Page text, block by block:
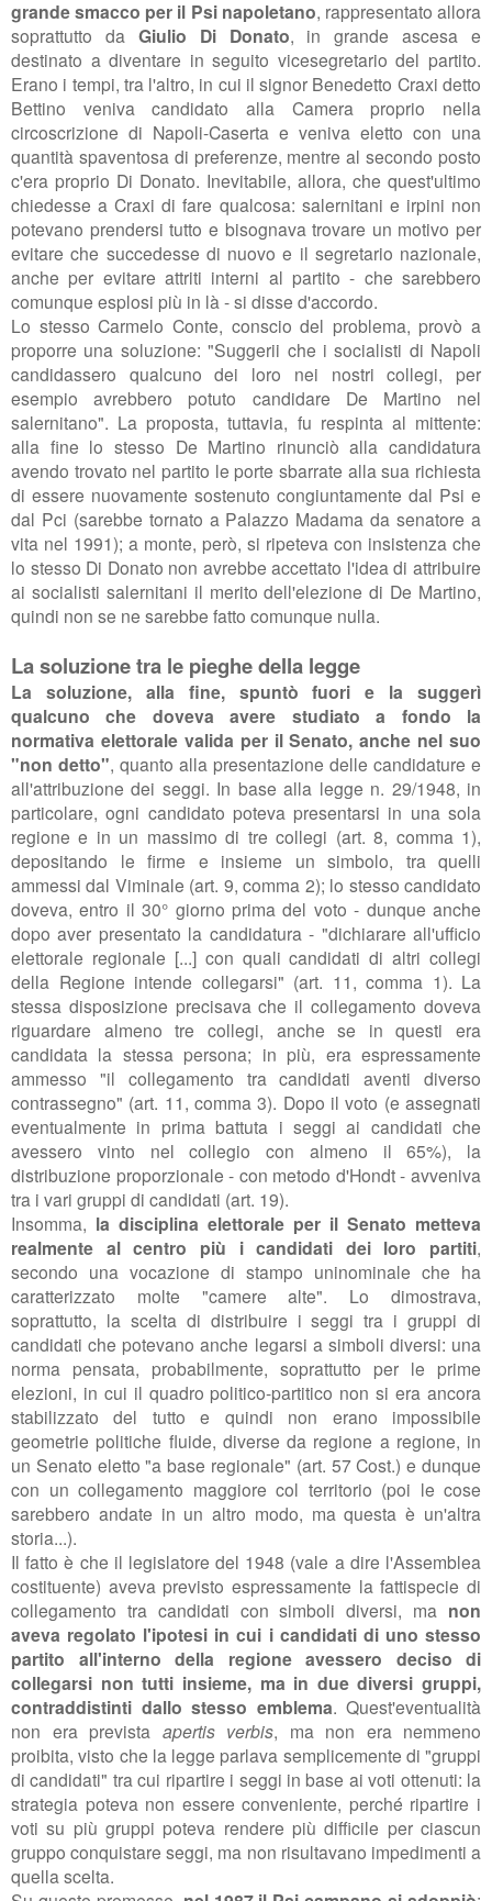
grande smacco per il Psi napoletano, rappresentato allora
soprattutto da Giulio Di Donato, in grande ascesa e
destinato a diventare in seguito vicesegretario del partito.
Erano i tempi, tra l'altro, in cui il signor Benedetto Craxi detto
Bettino veniva candidato alla Camera proprio nella
circoscrizione di Napoli-Caserta e veniva eletto con una
quantità spaventosa di preferenze, mentre al secondo posto
c'era proprio Di Donato. Inevitabile, allora, che quest'ultimo
chiedesse a Craxi di fare qualcosa: salernitani e irpini non
potevano prendersi tutto e bisognava trovare un motivo per
evitare che succedesse di nuovo e il segretario nazionale,
anche per evitare attriti interni al partito - che sarebbero
comunque esplosi più in là - si disse d'accordo.
Lo stesso Carmelo Conte, conscio del problema, provò a
proporre una soluzione: "Suggerii che i socialisti di Napoli
candidassero qualcuno dei loro nei nostri collegi, per
esempio avrebbero potuto candidare De Martino nel
salernitano". La proposta, tuttavia, fu respinta al mittente:
alla fine lo stesso De Martino rinunciò alla candidatura
avendo trovato nel partito le porte sbarrate alla sua richiesta
di essere nuovamente sostenuto congiuntamente dal Psi e
dal Pci (sarebbe tornato a Palazzo Madama da senatore a
vita nel 1991); a monte, però, si ripeteva con insistenza che
lo stesso Di Donato non avrebbe accettato l'idea di attribuire
ai socialisti salernitani il merito dell'elezione di De Martino,
quindi non se ne sarebbe fatto comunque nulla.
La soluzione tra le pieghe della legge
La soluzione, alla fine, spuntò fuori e la suggerì
qualcuno che doveva avere studiato a fondo la
normativa elettorale valida per il Senato, anche nel suo
"non detto", quanto alla presentazione delle candidature e
all'attribuzione dei seggi. In base alla legge n. 29/1948, in
particolare, ogni candidato poteva presentarsi in una sola
regione e in un massimo di tre collegi (art. 8, comma 1),
depositando le firme e insieme un simbolo, tra quelli
ammessi dal Viminale (art. 9, comma 2); lo stesso candidato
doveva, entro il 30° giorno prima del voto - dunque anche
dopo aver presentato la candidatura - "dichiarare all'ufficio
elettorale regionale [...] con quali candidati di altri collegi
della Regione intende collegarsi" (art. 11, comma 1). La
stessa disposizione precisava che il collegamento doveva
riguardare almeno tre collegi, anche se in questi era
candidata la stessa persona; in più, era espressamente
ammesso "il collegamento tra candidati aventi diverso
contrassegno" (art. 11, comma 3). Dopo il voto (e assegnati
eventualmente in prima battuta i seggi ai candidati che
avessero vinto nel collegio con almeno il 65%), la
distribuzione proporzionale - con metodo d'Hondt - avveniva
tra i vari gruppi di candidati (art. 19).
Insomma, la disciplina elettorale per il Senato metteva
realmente al centro più i candidati dei loro partiti,
secondo una vocazione di stampo uninominale che ha
caratterizzato molte "camere alte". Lo dimostrava,
soprattutto, la scelta di distribuire i seggi tra i gruppi di
candidati che potevano anche legarsi a simboli diversi: una
norma pensata, probabilmente, soprattutto per le prime
elezioni, in cui il quadro politico-partitico non si era ancora
stabilizzato del tutto e quindi non erano impossibile
geometrie politiche fluide, diverse da regione a regione, in
un Senato eletto "a base regionale" (art. 57 Cost.) e dunque
con un collegamento maggiore col territorio (poi le cose
sarebbero andate in un altro modo, ma questa è un'altra
storia...).
Il fatto è che il legislatore del 1948 (vale a dire l'Assemblea
costituente) aveva previsto espressamente la fattispecie di
collegamento tra candidati con simboli diversi, ma non
aveva regolato l'ipotesi in cui i candidati di uno stesso
partito all'interno della regione avessero deciso di
collegarsi non tutti insieme, ma in due diversi gruppi,
contraddistinti dallo stesso emblema. Quest'eventualità
non era prevista apertis verbis, ma non era nemmeno
proibita, visto che la legge parlava semplicemente di "gruppi
di candidati" tra cui ripartire i seggi in base ai voti ottenuti: la
strategia poteva non essere conveniente, perché ripartire i
voti su più gruppi poteva rendere più difficile per ciascun
gruppo conquistare seggi, ma non risultavano impedimenti a
quella scelta.